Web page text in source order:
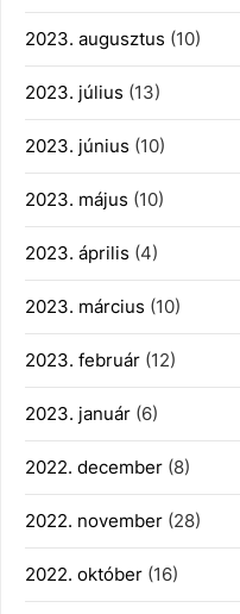
2023. augusztus (10)
2023. július (13)
2023. június (10)
2023. május (10)
2023. április (4)
2023. március (10)
2023. február (12)
2023. január (6)
2022. december (8)
2022. november (28)
2022. október (16)